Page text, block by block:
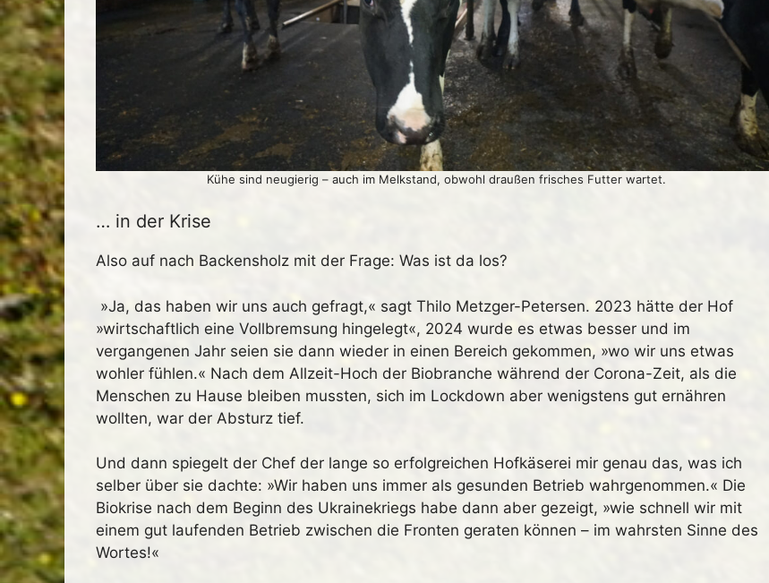
Kühe sind neugierig – auch im Melkstand, obwohl draußen frisches Futter wartet.
… in der Krise
Also auf nach Backensholz mit der Frage: Was ist da los?
»Ja, das haben wir uns auch gefragt,« sagt Thilo Metzger-Petersen. 2023 hätte der Hof
»wirtschaftlich eine Vollbremsung hingelegt«, 2024 wurde es etwas besser und im
vergangenen Jahr seien sie dann wieder in einen Bereich gekommen, »wo wir uns etwas
wohler fühlen.« Nach dem Allzeit-Hoch der Biobranche während der Corona-Zeit, als die
Menschen zu Hause bleiben mussten, sich im Lockdown aber wenigstens gut ernähren
wollten, war der Absturz tief.
Und dann spiegelt der Chef der lange so erfolgreichen Hofkäserei mir genau das, was ich
selber über sie dachte: »Wir haben uns immer als gesunden Betrieb wahrgenommen.« Die
Biokrise nach dem Beginn des Ukrainekriegs habe dann aber gezeigt, »wie schnell wir mit
einem gut laufenden Betrieb zwischen die Fronten geraten können – im wahrsten Sinne des
Wortes!«